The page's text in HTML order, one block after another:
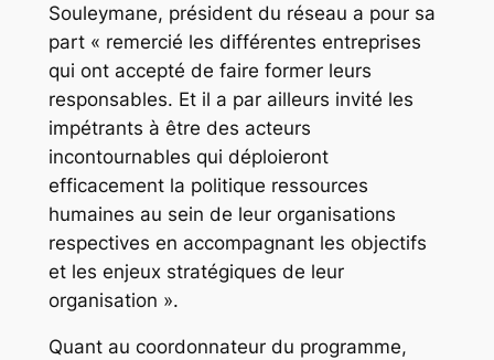
Souleymane, président du réseau a pour sa
part « remercié les différentes entreprises
qui ont accepté de faire former leurs
responsables. Et il a par ailleurs invité les
impétrants à être des acteurs
incontournables qui déploieront
efficacement la politique ressources
humaines au sein de leur organisations
respectives en accompagnant les objectifs
et les enjeux stratégiques de leur
organisation ».
Quant au coordonnateur du programme,